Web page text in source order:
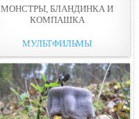
МОНСТРЫ, БЛАНДИНКА И
КОМПАШКА
МУЛЬТФИЛЬМЫ